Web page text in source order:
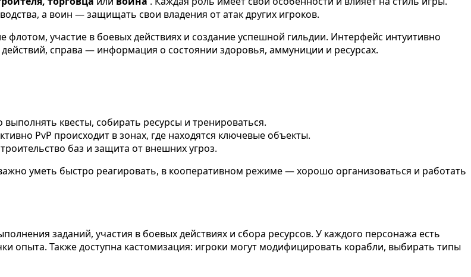
а воин — защищать свои владения от атак других игроков.
участие в боевых действиях и создание успешной гильдии. Интерфейс интуитивно
справа — информация о состоянии здоровья, аммуниции и ресурсах.
квесты, собирать ресурсы и тренироваться.
PvP происходит в зонах, где находятся ключевые объекты.
баз и защита от внешних угроз.
уметь быстро реагировать, в кооперативном режиме — хорошо организоваться и работать
заданий, участия в боевых действиях и сбора ресурсов. У каждого персонажа есть
опыта. Также доступна кастомизация: игроки могут модифицировать корабли, выбирать типы